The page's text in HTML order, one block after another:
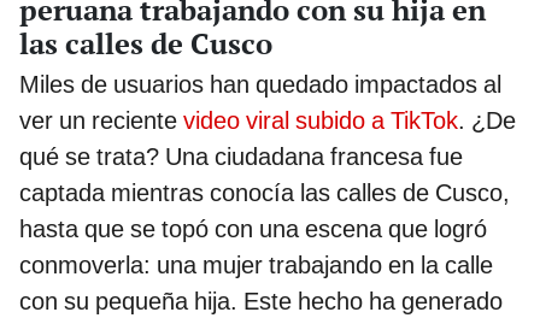
peruana trabajando con su hija en
las calles de Cusco
Miles de usuarios han quedado impactados al
ver un reciente video viral subido a TikTok. ¿De
qué se trata? Una ciudadana francesa fue
captada mientras conocía las calles de Cusco,
hasta que se topó con una escena que logró
conmoverla: una mujer trabajando en la calle
con su pequeña hija. Este hecho ha generado